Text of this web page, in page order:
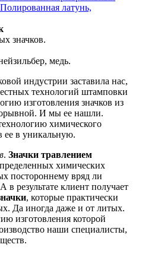
значков.
медь.
индустрии заставила нас,
технологий штамповки
изготовления значков из
И мы ее нашли.
химического
ее в уникальную.
. Значки травлением
химических
постороннему вряд ли
в результате клиент получает
, которые практически
Да иногда даже и от литых.
изготовления которой
наши специалисты,